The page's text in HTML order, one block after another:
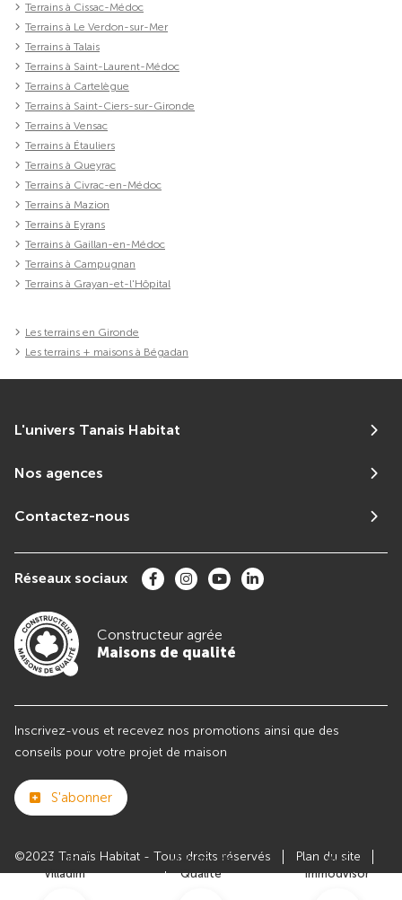
Club
Villadim
Maisons de
Qualité
Avis
Immodvisor
Terrains à Cissac-Médoc
Terrains à Le Verdon-sur-Mer
Terrains à Talais
Terrains à Saint-Laurent-Médoc
Terrains à Cartelègue
Terrains à Saint-Ciers-sur-Gironde
Terrains à Vensac
Terrains à Étauliers
Terrains à Queyrac
Terrains à Civrac-en-Médoc
Terrains à Mazion
Terrains à Eyrans
Terrains à Gaillan-en-Médoc
Terrains à Campugnan
Terrains à Grayan-et-l'Hôpital
Les terrains en Gironde
Les terrains + maisons à Bégadan
L'univers Tanais Habitat
Nos agences
Contactez-nous
Réseaux sociaux
Constructeur agrée
Maisons de qualité
Inscrivez-vous et recevez nos promotions ainsi que des
conseils pour votre projet de maison
S'abonner
©2023 Tanaïs Habitat - Tous droits réservés
Plan du site
Paramètres des cookies
Politiques de Confidentialités